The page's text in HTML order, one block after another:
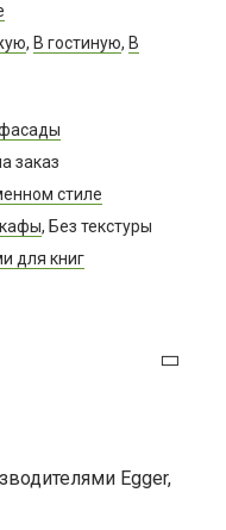
, В гостиную, В
заказ
стиле
, Без текстуры
для книг
Egger,